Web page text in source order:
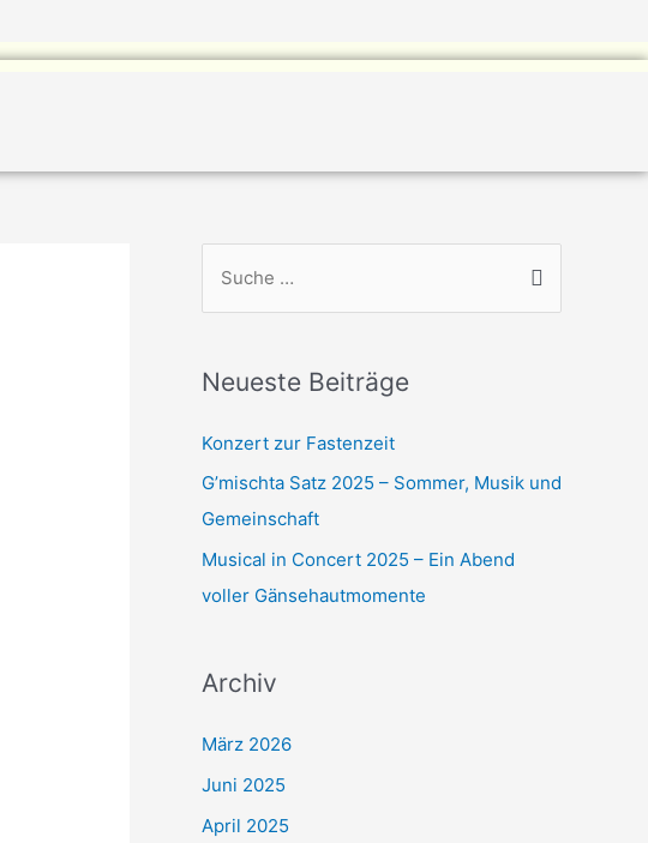
h
n
n
a
Neueste Beiträge
Konzert zur Fastenzeit
G’mischta Satz 2025 – Sommer, Musik und
Gemeinschaft
Musical in Concert 2025 – Ein Abend
voller Gänsehautmomente
Archiv
März 2026
Juni 2025
April 2025